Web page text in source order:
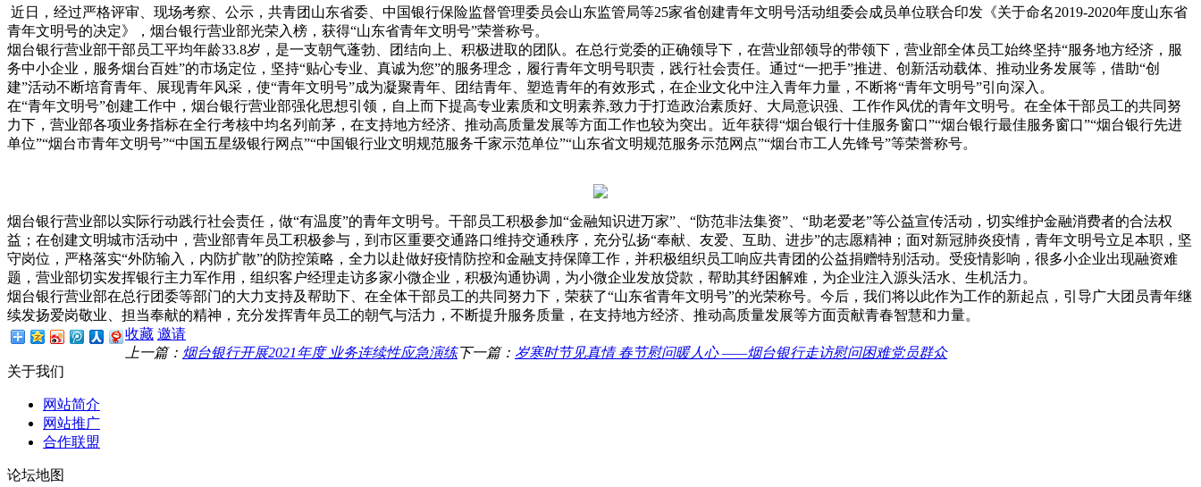
近日，经过严格评审、现场考察、公示，共青团山东省委、中国银行保险监督管理委员会山东监管局等25家省创建青年文明号活动组委会成员单位联合印发《关于命名2019-2020年度山东省
青年文明号的决定》，烟台银行营业部光荣入榜，获得“山东省青年文明号”荣誉称号。
烟台银行营业部干部员工平均年龄33.8岁，是一支朝气蓬勃、团结向上、积极进取的团队。在总行党委的正确领导下，在营业部领导的带领下，营业部全体员工始终坚持“服务地方经济，服
务中小企业，服务烟台百姓”的市场定位，坚持“贴心专业、真诚为您”的服务理念，履行青年文明号职责，践行社会责任。通过“一把手”推进、创新活动载体、推动业务发展等，借助“创
建”活动不断培育青年、展现青年风采，使“青年文明号”成为凝聚青年、团结青年、塑造青年的有效形式，在企业文化中注入青年力量，不断将“青年文明号”引向深入。
在“青年文明号”创建工作中，烟台银行营业部强化思想引领，自上而下提高专业素质和文明素养,致力于打造政治素质好、大局意识强、工作作风优的青年文明号。在全体干部员工的共同努
力下，营业部各项业务指标在全行考核中均名列前茅，在支持地方经济、推动高质量发展等方面工作也较为突出。近年获得“烟台银行十佳服务窗口”“烟台银行最佳服务窗口”“烟台银行先进
单位”“烟台市青年文明号”“中国五星级银行网点”“中国银行业文明规范服务千家示范单位”“山东省文明规范服务示范网点”“烟台市工人先锋号”等荣誉称号。
烟台银行营业部以实际行动践行社会责任，做“有温度”的青年文明号。干部员工积极参加“金融知识进万家”、“防范非法集资”、“助老爱老”等公益宣传活动，切实维护金融消费者的合法权
益；在创建文明城市活动中，营业部青年员工积极参与，到市区重要交通路口维持交通秩序，充分弘扬“奉献、友爱、互助、进步”的志愿精神；面对新冠肺炎疫情，青年文明号立足本职，坚
守岗位，严格落实“外防输入，内防扩散”的防控策略，全力以赴做好疫情防控和金融支持保障工作，并积极组织员工响应共青团的公益捐赠特别活动。受疫情影响，很多小企业出现融资难
题，营业部切实发挥银行主力军作用，组织客户经理走访多家小微企业，积极沟通协调，为小微企业发放贷款，帮助其纾困解难，为企业注入源头活水、生机活力。
烟台银行营业部在总行团委等部门的大力支持及帮助下、在全体干部员工的共同努力下，荣获了“山东省青年文明号”的光荣称号。今后，我们将以此作为工作的新起点，引导广大团员青年继
续发扬爱岗敬业、担当奉献的精神，充分发挥青年员工的朝气与活力，不断提升服务质量，在支持地方经济、推动高质量发展等方面贡献青春智慧和力量。
收藏 邀请
上一篇： 烟台银行开展2021年度 业务连续性应急演练下一篇： 岁寒时节见真情 春节慰问暖人心 ——烟台银行走访慰问困难党员群众
关于我们
网站简介
网站推广
合作联盟
论坛地图